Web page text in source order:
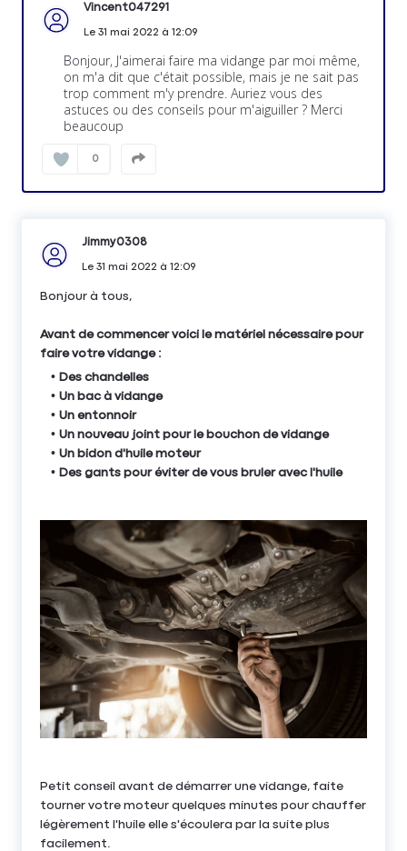
Vincent047291
Le 31 mai 2022à 12:09
Bonjour, J'aimerai faire ma vidange par moi même,
on m'a dit que c'était possible, mais je ne sait pas
trop comment m'y prendre. Auriez vous des
astuces ou des conseils pour m'aiguiller ? Merci
beaucoup
0
Jimmy0308
Le 31 mai 2022à 12:09
Bonjour à tous,
Avant de commencer voici le matériel nécessaire pour
faire votre vidange :
Des chandelles
Un bac à vidange
Un entonnoir
Un nouveau joint pour le bouchon de vidange
Un bidon d'huile moteur
Des gants pour éviter de vous bruler avec l'huile
Petit conseil avant de démarrer une vidange, faite
tourner votre moteur quelques minutes pour chauffer
légèrement l'huile elle s'écoulera par la suite plus
facilement.